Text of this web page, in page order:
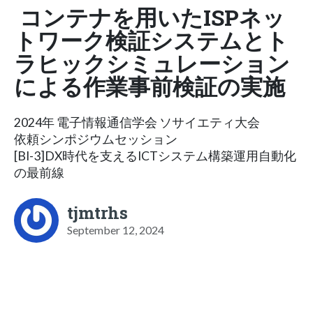
コンテナを用いたISPネッ
トワーク検証システムとト
ラヒックシミュレーション
による作業事前検証の実施
2024年 電子情報通信学会 ソサイエティ大会
依頼シンポジウムセッション
[BI-3]DX時代を支えるICTシステム構築運用自動化
の最前線
tjmtrhs
September 12, 2024